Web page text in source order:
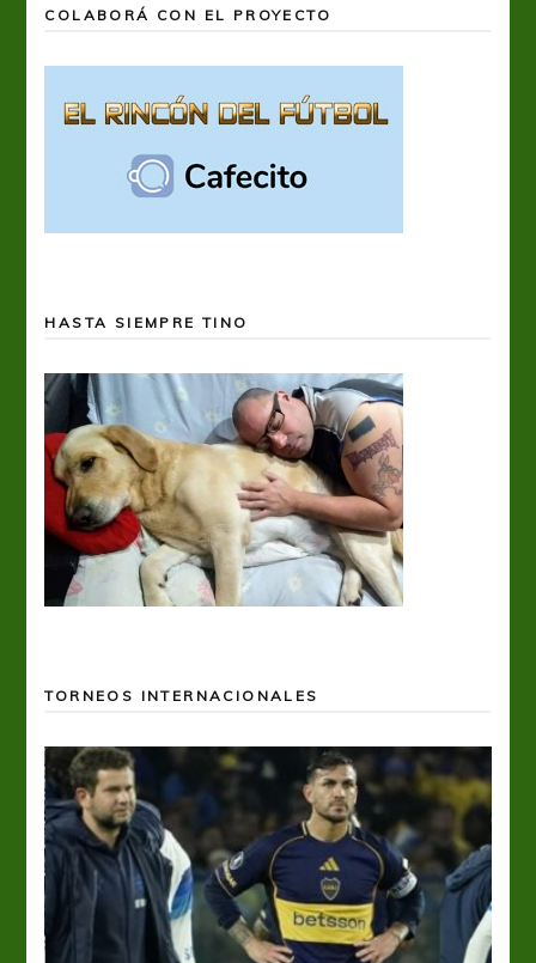
COLABORÁ CON EL PROYECTO
HASTA SIEMPRE TINO
TORNEOS INTERNACIONALES